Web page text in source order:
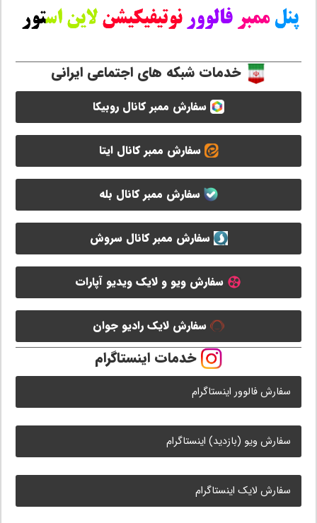
خدمات شبکه های اجتماعی ایرانی
سفارش ممبر کانال روبیکا
سفارش ممبر کانال ایتا
سفارش ممبر کانال بله
سفارش ممبر کانال سروش
سفارش ویو و لایک ویدیو آپارات
سفارش لایک رادیو جوان
خدمات اینستاگرام
سفارش فالوور اینستاگرام
سفارش ویو (بازدید) اینستاگرام
سفارش لایک اینستاگرام